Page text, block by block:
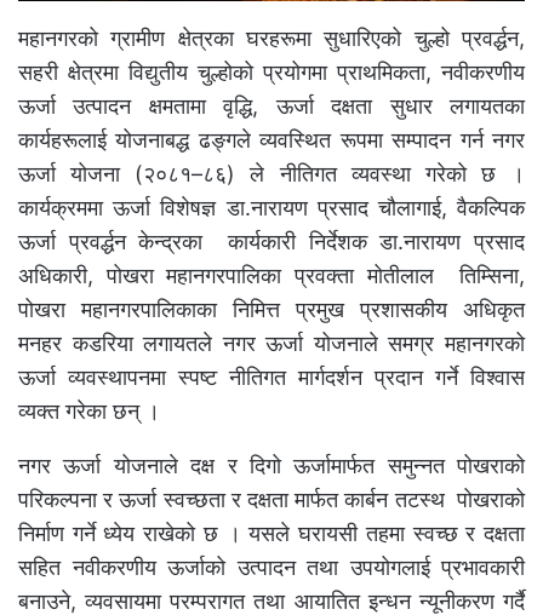
महानगरको ग्रामीण क्षेत्रका घरहरूमा सुधारिएको चुल्हो प्रवर्द्धन,
सहरी क्षेत्रमा विद्युतीय चुल्होको प्रयोगमा प्राथमिकता, नवीकरणीय
ऊर्जा उत्पादन क्षमतामा वृद्धि, ऊर्जा दक्षता सुधार लगायतका
कार्यहरूलाई योजनाबद्ध ढङ्गले व्यवस्थित रूपमा सम्पादन गर्न नगर
ऊर्जा योजना (२०८१–८६) ले नीतिगत व्यवस्था गरेको छ ।
कार्यक्रममा ऊर्जा विशेषज्ञ डा.नारायण प्रसाद चौलागाई, वैकल्पिक
ऊर्जा प्रवर्द्धन केन्द्रका कार्यकारी निर्देशक डा.नारायण प्रसाद
अधिकारी, पोखरा महानगरपालिका प्रवक्ता मोतीलाल तिम्सिना,
पोखरा महानगरपालिकाका निमित्त प्रमुख प्रशासकीय अधिकृत
मनहर कडरिया लगायतले नगर ऊर्जा योजनाले समग्र महानगरको
ऊर्जा व्यवस्थापनमा स्पष्ट नीतिगत मार्गदर्शन प्रदान गर्ने विश्वास
व्यक्त गरेका छन् ।
नगर ऊर्जा योजनाले दक्ष र दिगो ऊर्जामार्फत समुन्नत पोखराको
परिकल्पना र ऊर्जा स्वच्छता र दक्षता मार्फत कार्बन तटस्थ पोखराको
निर्माण गर्ने ध्येय राखेको छ । यसले घरायसी तहमा स्वच्छ र दक्षता
सहित नवीकरणीय ऊर्जाको उत्पादन तथा उपयोगलाई प्रभावकारी
बनाउने, व्यवसायमा परम्परागत तथा आयातित इन्धन न्यूनीकरण गर्दै